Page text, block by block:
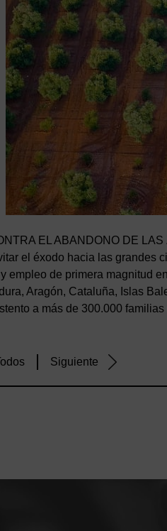
EL ABANDONO DE
el éxodo hacia las grandes
empleo de primera magnitud
Aragón, Cataluña, Islas
a más de 300.000 familias
Siguiente